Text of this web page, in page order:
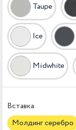
Taupe
Ice
Midwhite
Вставка
Молдинг серебро